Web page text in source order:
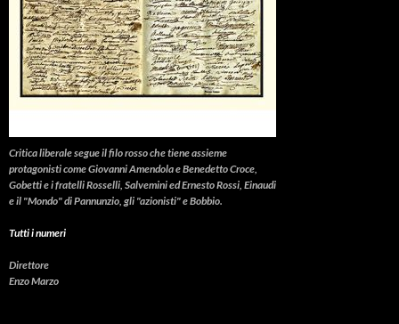
Critica liberalesegue il filo rosso che tiene assieme
protagonisti come Giovanni Amendola e Benedetto Croce,
Gobetti e i fratelli Rosselli, Salvemini ed Ernesto Rossi, Einaudi
e il "Mondo" di Pannunzio, gli "azionisti" e Bobbio.
Tutti i numeri
Direttore
Enzo Marzo